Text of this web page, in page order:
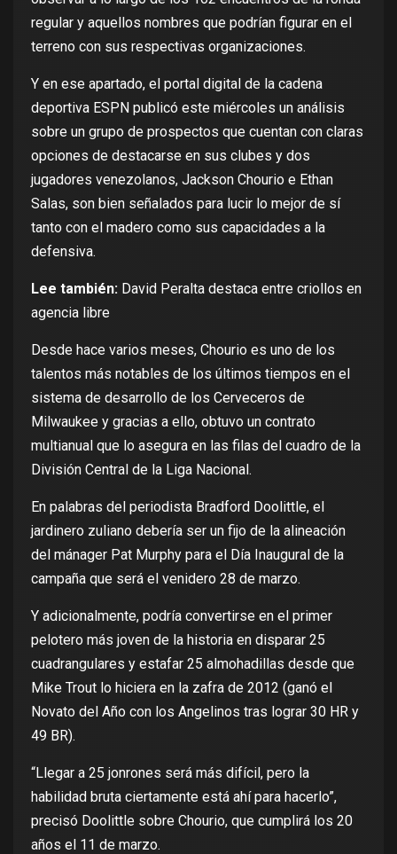
regular y aquellos nombres que podrían figurar en el
terreno con sus respectivas organizaciones.
Y en ese apartado, el portal digital de la cadena
deportiva ESPN publicó este miércoles un análisis
sobre un grupo de prospectos que cuentan con claras
opciones de destacarse en sus clubes y dos
jugadores venezolanos, Jackson Chourio e Ethan
Salas, son bien señalados para lucir lo mejor de sí
tanto con el madero como sus capacidades a la
defensiva.
Lee también: David Peralta destaca entre criollos en
agencia libre
Desde hace varios meses, Chourio es uno de los
talentos más notables de los últimos tiempos en el
sistema de desarrollo de los Cerveceros de
Milwaukee y gracias a ello, obtuvo un contrato
multianual que lo asegura en las filas del cuadro de la
División Central de la Liga Nacional.
En palabras del periodista Bradford Doolittle, el
jardinero zuliano debería ser un fijo de la alineación
del mánager Pat Murphy para el Día Inaugural de la
campaña que será el venidero 28 de marzo.
Y adicionalmente, podría convertirse en el primer
pelotero más joven de la historia en disparar 25
cuadrangulares y estafar 25 almohadillas desde que
Mike Trout lo hiciera en la zafra de 2012 (ganó el
Novato del Año con los Angelinos tras lograr 30 HR y
49 BR).
“Llegar a 25 jonrones será más difícil, pero la
habilidad bruta ciertamente está ahí para hacerlo”,
precisó Doolittle sobre Chourio, que cumplirá los 20
años el 11 de marzo.